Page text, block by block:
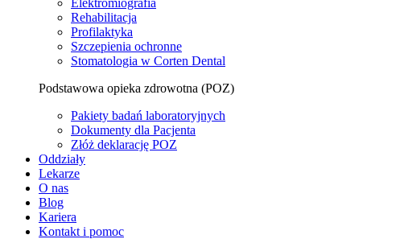
Rehabilitacja
Profilaktyka
Szczepienia ochronne
Stomatologia w Corten Dental
Podstawowa opieka zdrowotna (POZ)
Pakiety badań laboratoryjnych
Dokumenty dla Pacjenta
Złóż deklarację POZ
Oddziały
Lekarze
O nas
Blog
Kariera
Kontakt i pomoc